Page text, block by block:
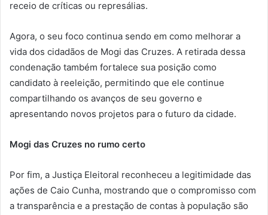
receio de críticas ou represálias.
Agora, o seu foco continua sendo em como melhorar a
vida dos cidadãos de Mogi das Cruzes. A retirada dessa
condenação também fortalece sua posição como
candidato à reeleição, permitindo que ele continue
compartilhando os avanços de seu governo e
apresentando novos projetos para o futuro da cidade.
Mogi das Cruzes no rumo certo
Por fim, a Justiça Eleitoral reconheceu a legitimidade das
ações de Caio Cunha, mostrando que o compromisso com
a transparência e a prestação de contas à população são